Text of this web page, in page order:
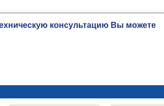
консультацию Вы можете